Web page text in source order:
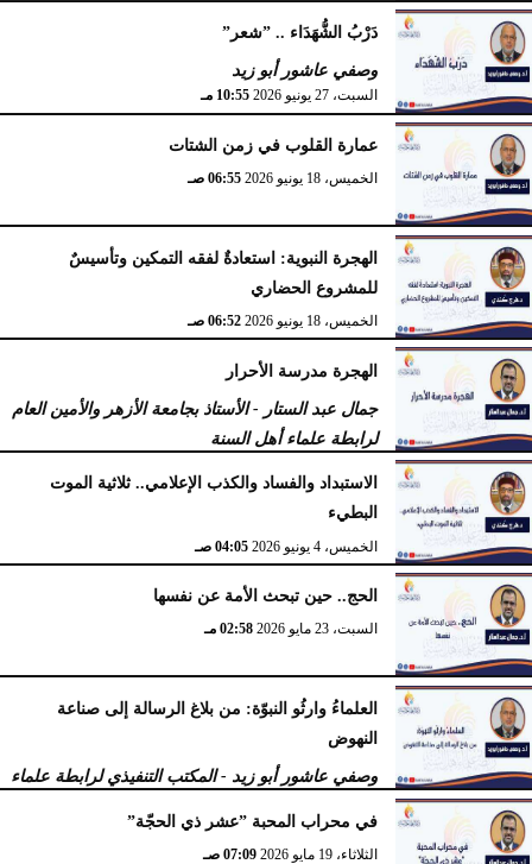
أهل السنّة
الخميس، 2 يوليو 2026 05:32 مـ
دَرْبُ الشُّهَدَاء .. ”شعر”
وصفي عاشور أبو زيد
السبت، 27 يونيو 2026 10:55 مـ
عمارة القلوب في زمن الشتات
الخميس، 18 يونيو 2026 06:55 صـ
الهجرة النبوية: استعادةٌ لفقه التمكين وتأسيسٌ
للمشروع الحضاري
الخميس، 18 يونيو 2026 06:52 صـ
الهجرة مدرسة الأحرار
جمال عبد الستار - الأستاذ بجامعة الأزهر والأمين العام
لرابطة علماء أهل السنة
الثلاثاء، 16 يونيو 2026 10:22 صـ
الاستبداد والفساد والكذب الإعلامي.. ثلاثية الموت
البطيء
الخميس، 4 يونيو 2026 04:05 صـ
الحج.. حين تبحث الأمة عن نفسها
السبت، 23 مايو 2026 02:58 مـ
العلماءُ وارثُو النبوّة: من بلاغ الرسالة إلى صناعة
النهوض
وصفي عاشور أبو زيد - المكتب التنفيذي لرابطة علماء
أهل السنّة
الثلاثاء، 19 مايو 2026 10:44 مـ
في محراب المحبة ”عشر ذي الحجّة”
الثلاثاء، 19 مايو 2026 07:09 صـ